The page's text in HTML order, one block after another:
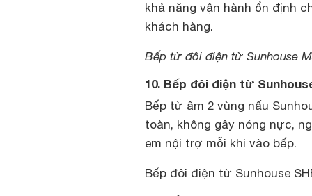
khả năng vận hành ổn định
khách hàng.
Bếp từ đôi điện từ Sunhouse
10. Bếp đôi điện từ
Bếp từ âm 2 vùng nấu
toàn, không gây nóng nực,
em nội trợ mỗi khi vào bếp.
Bếp đôi điện từ Sunhouse